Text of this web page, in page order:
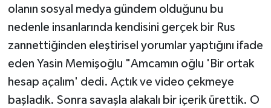
olanın sosyal medya gündem olduğunu bu
nedenle insanlarında kendisini gerçek bir Rus
zannettiğinden eleştirisel yorumlar yaptığını ifade
eden Yasin Memişoğlu "Amcamın oğlu 'Bir ortak
hesap açalım' dedi. Açtık ve video çekmeye
başladık. Sonra savaşla alakalı bir içerik ürettik. O